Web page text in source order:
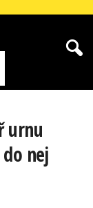
urnu
nej